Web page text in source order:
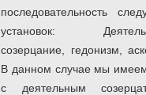
последовательность
установок:
созерцание, гедонизм,
В данном случае мы
с деятельным